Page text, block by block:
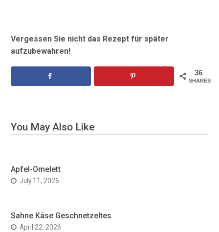
Vergessen Sie nicht das Rezept für später
aufzubewahren!
36
SHARES
You May Also Like
Apfel-Omelett
July 11, 2026
Sahne Käse Geschnetzeltes
April 22, 2026